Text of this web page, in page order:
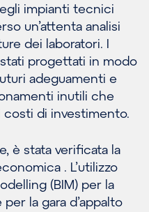
impianti tecnici
un’attenta analisi
dei laboratori. I
progettati in modo
adeguamenti e
inutili che
di investimento.
è stata verificata la
. L’utilizzo
(BIM) per la
la gara d’appalto